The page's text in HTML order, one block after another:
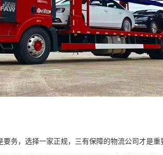
务，选择一家正规，三有保障的物流公司才是重